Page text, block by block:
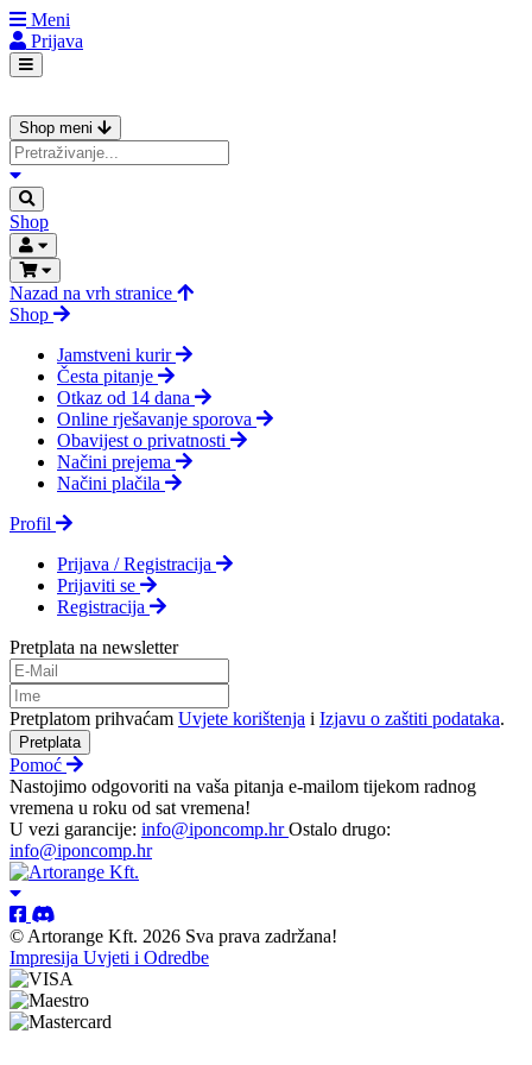
Meni
Prijava
Shop meni
Shop
Nazad na vrh stranice
Shop
Jamstveni kurir
Česta pitanje
Otkaz od 14 dana
Online rješavanje sporova
Obavijest o privatnosti
Načini prejema
Načini plačila
Profil
Prijava / Registracija
Prijaviti se
Registracija
Pretplata na newsletter
Pretplatom prihvaćam Uvjete korištenja i Izjavu o zaštiti podataka.
Pretplata
Pomoć
Nastojimo odgovoriti na vaša pitanja e-mailom tijekom radnog
vremena u roku od sat vremena!
U vezi garancije: info@iponcomp.hrOstalo drugo:
info@iponcomp.hr
© Artorange Kft. 2026 Sva prava zadržana!
Impresija Uvjeti i Odredbe